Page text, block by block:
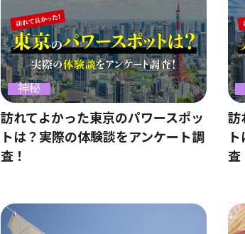
神秘
訪れてよかった東京のパワースポッ
トは？実際の体験談をアンケート調
査！
訪
査